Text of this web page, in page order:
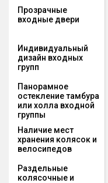
Прозрачные
входные двери
Индивидуальный
дизайн входных
групп
Панорамное
остекление тамбура
или холла входной
группы
Наличие мест
хранения колясок и
велосипедов
Раздельные
колясочные и